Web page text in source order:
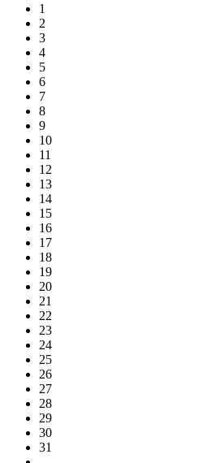
1
2
3
4
5
6
7
8
9
10
11
12
13
14
15
16
17
18
19
20
21
22
23
24
25
26
27
28
29
30
31